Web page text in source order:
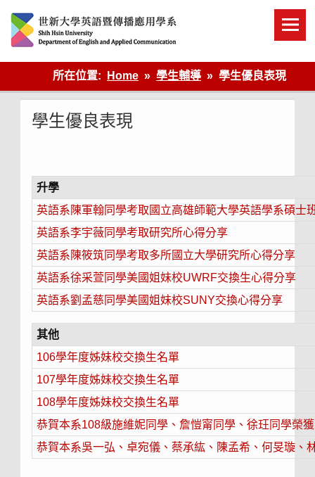
content
英語傳播
所在位置:
Home 學生輔導 學生優良表現
學生優良表現
升學
英語系陳軍翰同學考取國立高雄師範大學英語學系碩士
英語系李宇薇同學考取研究所心得分享
英語系陳筱筑同學考取多所國立大學研究所心得分享
英語系徐采萱同學美國姐妹校UWRF交換生心得分享
英語系劉孟慈同學美國姐妹校SUNY交換心得分享
其他
106學年度姊妹校交換生名單
107學年度姊妹校交換生名單
108學年度姊妹校交換生名單
恭賀本系108級施維妮同學、詹愷甯同學、徐玨同學榮
恭賀本系吳一弘、卓宛儀、蔡承紘、陳孟希、何旻璇